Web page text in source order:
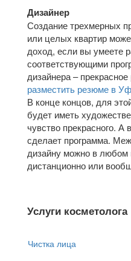
Дизайнер
Создание трехмерных
или целых квартир
доход, если вы умеете
соответствующими
дизайнера –
разместить резюме в
В конце концов, для
будет иметь
чувство прекрасного. А
сделает программа.
дизайну можно в любом
дистанционно или
Услуги косметолога
Чистка лица